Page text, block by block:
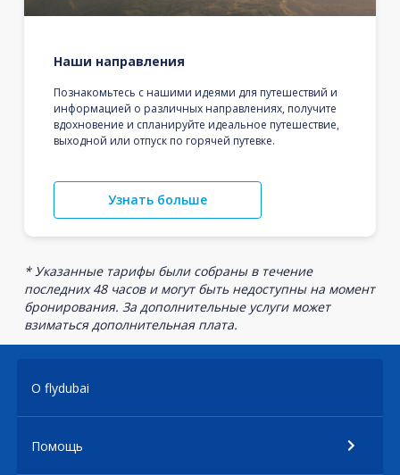
Наши направления
Познакомьтесь с нашими идеями для путешествий и
информацией о различных направлениях, получите
вдохновение и спланируйте идеальное путешествие,
выходной или отпуск по горячей путевке.
Узнать больше
* Указанные тарифы были собраны в течение
последних 48 часов и могут быть недоступны на момент
бронирования. За дополнительные услуги может
взиматься дополнительная плата.
О flydubai
Помощь